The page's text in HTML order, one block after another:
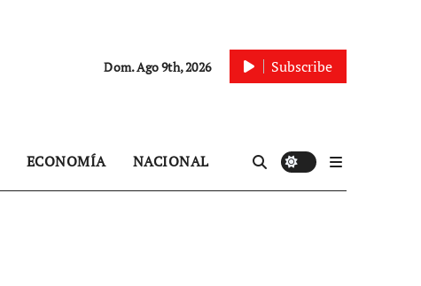
Dom. Ago 9th, 2026 Subscribe
ECONOMÍA NACIONAL